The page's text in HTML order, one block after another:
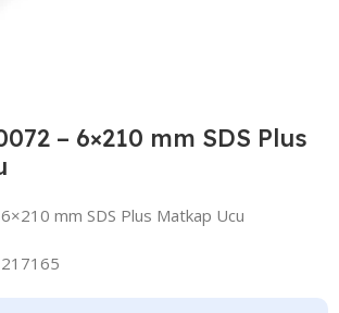
– 6×210 mm SDS Plus
mm SDS Plus Matkap Ucu